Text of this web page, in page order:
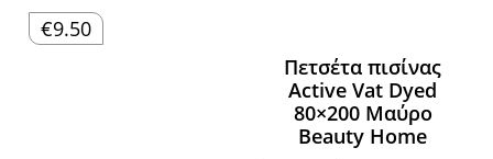
€9.50
Πετσέτα πισίνας
Active Vat Dyed
80×200 Μαύρο
Beauty Home